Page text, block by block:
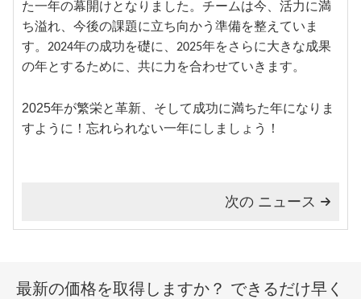
た一年の幕開けとなりました。チームは今、活力に満
ち溢れ、今後の課題に立ち向かう準備を整えていま
す。2024年の成功を礎に、2025年をさらに大きな成果
の年とするために、共に力を合わせていきます。
2025年が繁栄と革新、そして成功に満ちた年になりま
すように！忘れられない一年にしましょう！

次の ニュース
最新の価格を取得しますか？ できるだけ早く